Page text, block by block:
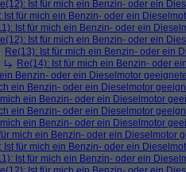
Ist für mich ein Benzin- oder ein
Ist für mich ein Benzin- oder ein
Ist für mich ein Benzin- oder ein
Ist für mich ein Benzin- oder ein
Re(13): Ist für mich ein Benzin- oder ein
Re(14): Ist für mich ein Benzin- oder
Benzin- oder ein Dieselmotor
ein Benzin- oder ein Dieselmotor
mich ein Benzin- oder ein Dieselmotor
ein Benzin- oder ein Dieselmotor
mich ein Benzin- oder ein Dieselmotor
mich ein Benzin- oder ein Dieselmotor
Ist für mich ein Benzin- oder ein
Ist für mich ein Benzin- oder ein